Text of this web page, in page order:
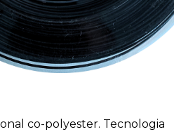
co-polyester. Tecnologia